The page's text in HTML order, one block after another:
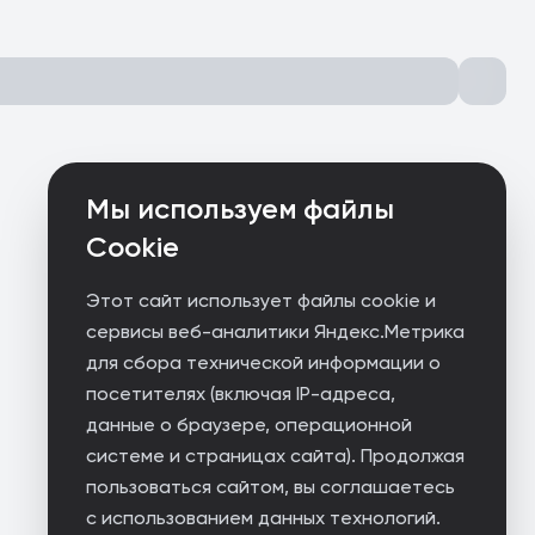
Мы используем файлы
Cookie
Этот сайт использует файлы cookie и
сервисы веб-аналитики Яндекс.Метрика
для сбора технической информации о
посетителях (включая IP-адреса,
данные о браузере, операционной
системе и страницах сайта). Продолжая
пользоваться сайтом, вы соглашаетесь
с использованием данных технологий.